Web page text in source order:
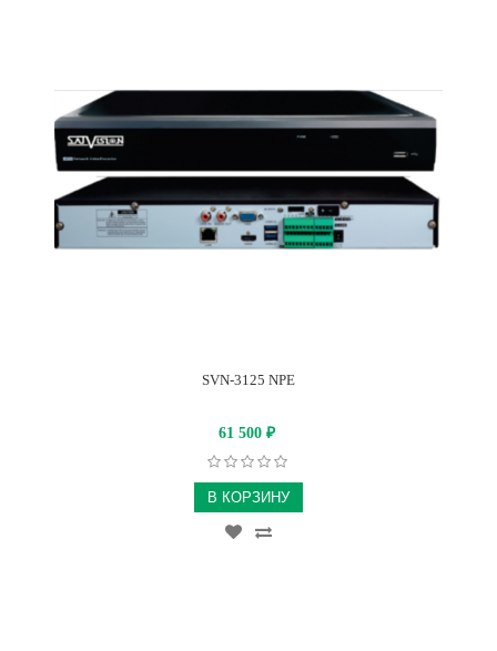
SVN-3125 NPE
61 500 ₽
В КОРЗИНУ